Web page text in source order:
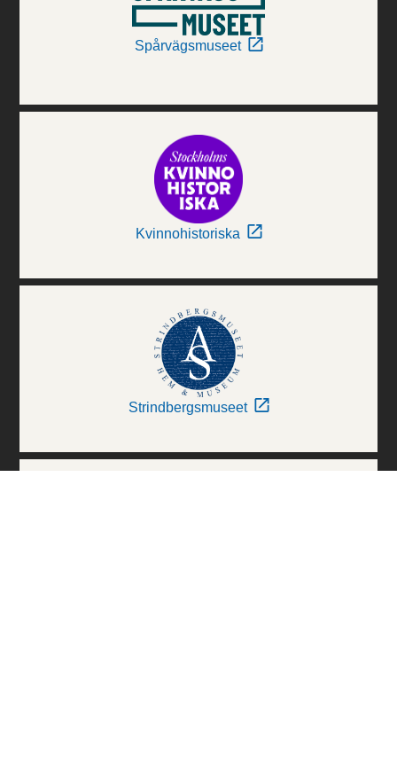
Spårvägsmuseet
Kvinnohistoriska
Strindbergsmuseet